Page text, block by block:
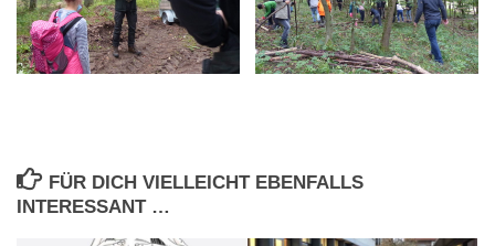
FÜR DICH VIELLEICHT EBENFALLS
INTERESSANT …